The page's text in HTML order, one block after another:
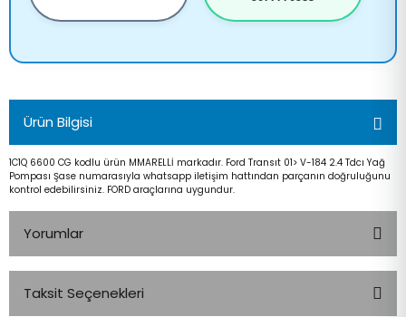
Ürün Bilgisi
1C1Q 6600 CG kodlu ürün MMARELLİ markadır. Ford Transıt 01> V-184 2.4 Tdcı Yağ
Pompası Şase numarasıyla whatsapp iletişim hattından parçanın doğruluğunu
kontrol edebilirsiniz. FORD araçlarına uygundur.
Yorumlar
Taksit Seçenekleri